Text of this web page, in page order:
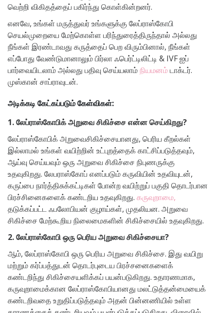
வெற்றி விகிதத்தைப் பகிர்ந்து கொள்கின்றனர்.
எனவே, உங்கள் மருத்துவர் உங்களுக்கு லேப்ராஸ்கோபி
செயல்முறையை மேற்கொள்ள பரிந்துரைத்திருந்தால் அல்லது
நீங்கள் இரண்டாவது கருத்தைப் பெற விரும்பினால், நீங்கள்
எப்போது வேண்டுமானாலும் பிர்லா ஃபெர்ட்டிலிட்டி & IVF ஐப்
பார்வையிடலாம் அல்லது பதிவு செய்யலாம்நியமனம்டாக்டர்.
முஸ்கான் சாப்ராவுடன்.
அடிக்கடி கேட்கப்படும் கேள்விகள்:
1. லேப்ராஸ்கோபிக் அறுவை சிகிச்சை என்ன செய்கிறது?
லேப்ராஸ்கோபிக் அறுவைசிகிச்சையானது, பெரிய கீறல்கள்
இல்லாமல் உங்கள் வயிற்றின் உட்புறத்தைக் காட்சிப்படுத்தவும்,
ஆய்வு செய்யவும் ஒரு அறுவை சிகிச்சை நிபுணருக்கு
உதவுகிறது. லேபராஸ்கோப் எனப்படும் கருவியின் உதவியுடன்,
கருப்பை நார்த்திசுக்கட்டிகள் போன்ற வயிற்றுப் பகுதி தொடர்பான
பிரச்சினைகளைக் கண்டறிய உதவுகிறது. கருவுறாமை,
தடுக்கப்பட்ட ஃபலோபியன் குழாய்கள், முதலியன. அறுவை
சிகிச்சை மேற்கூறிய நிலைமைகளின் சிகிச்சையில் உதவுகிறது.
2. லேப்ராஸ்கோபி ஒரு பெரிய அறுவை சிகிச்சையா?
ஆம், லேப்ராஸ்கோபி ஒரு பெரிய அறுவை சிகிச்சை. இது வயிறு
மற்றும் கர்ப்பத்துடன் தொடர்புடைய பிரச்சனைகளைக்
கண்டறிந்து சிகிச்சையளிக்கப் பயன்படுகிறது. உதாரணமாக,
கருவுறாமைக்கான லேப்ராஸ்கோபியானது மலட்டுத்தன்மையைக்
கண்டறிவதை உறுதிப்படுத்தவும் அதன் பின்னணியில் உள்ள